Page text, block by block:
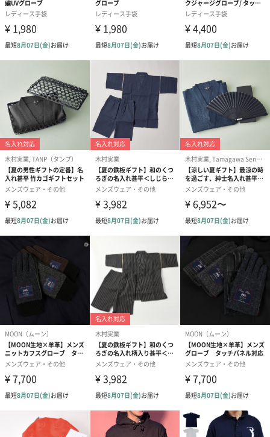
KH
お取り扱いについてのご注意
※ベンジン類の使用は避けて下さい。
※雨等でぬれたときは、陰干しにして乾かして下さい。
※火または温度の高いものに近づけると変質・変形する恐れがあ
ります。
※タンブラー乾燥、アイロンがけはお避け下さい。
※着用後は軽く縦に引っぱり形を整え、重ね置きをせずに、温
度・湿度の低い所に保存して下さい。
※現在の皮革染色技術では摩擦・水による多少の脱色や使用中の
摩擦により、色落ち、または移染する場合がありますので、ご注
意下さい。尚、洗濯は避けて下さい。
※クリーニングは専門店にご相談下さい。
ORuKuBET(オルクベット)
ORuKuBET(オルクベット)は、“TEBuKuRO(てぶくろ)”の逆さ読
み。ファッションアイテムの1つ“TEBuKuRO”をテーマにエレガン
ス～カジュアルなデザインまで、さまざまな素材を使用した手袋
を展開しています。
商品詳細情報